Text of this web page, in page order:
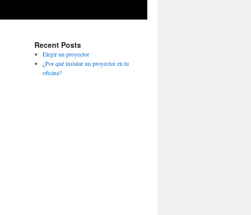
Recent Posts
Elegir un proyector
¿Por qué instalar un proyector en tu
oficina?